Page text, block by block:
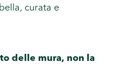
curata e
delle mura, non la